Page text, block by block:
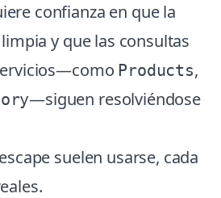
confianza en que la
y que las consultas
Products,
—siguen resolviéndose
suelen usarse, cada